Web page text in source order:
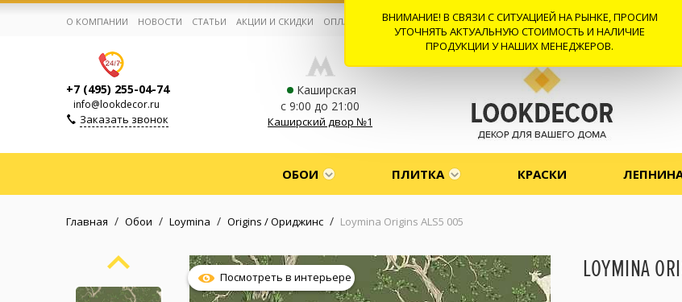
Корзина:0
Избранное:0 товаров
Каталог
О КОМПАНИИ НОВОСТИ СТАТЬИ АКЦИИ И СКИДКИ ОПЛАТА И ДОСТАВКА СОТРУДНИЧЕСТВО КОНТАКТЫ ОТЗЫВЫ
+7 (495) 255-04-74
info@lookdecor.ru
Заказать звонок
Каширская
с 9:00 до 21:00
Каширский двор №1
ОБОИ ПЛИТКА КРАСКИ
Главная / Обои / Loymina / Origins / Ориджинс / Loymina Origins ALS5 005
Посмотреть в интерьере LOYMINA
ВНИМАНИЕ! В СВЯЗИ С СИТУАЦИЕЙ НА РЫНКЕ, ПРОСИМ
УТОЧНЯТЬ АКТУАЛЬНУЮ СТОИМОСТЬ И НАЛИЧИЕ
ПРОДУКЦИИ У НАШИХ МЕНЕДЖЕРОВ.